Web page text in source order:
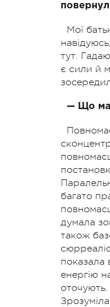
Мої
тут.
є сили й
— Що
багато
думала
також
показала
енергію